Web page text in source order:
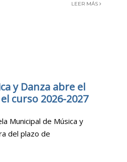
LEER MÁS
y Danza abre el
curso 2026-2027
Municipal de Música y
del plazo de